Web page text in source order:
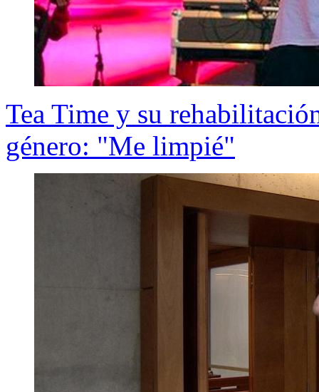
Tea Time y su
género: "Me limpié"